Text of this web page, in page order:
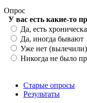
Опрос
У вас есть какие-то
Варианты
Да, есть
Да, иногда бывают
Уже нет (вылечили)
Никогда не было
Старые опросы
Результаты